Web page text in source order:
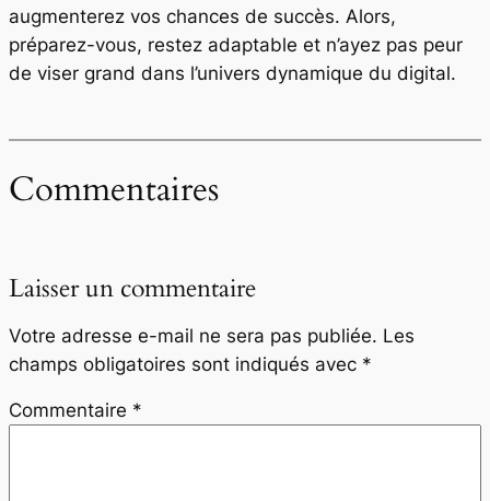
augmenterez vos chances de succès. Alors,
préparez-vous, restez adaptable et n’ayez pas peur
de viser grand dans l’univers dynamique du digital.
Commentaires
Laisser un commentaire
Votre adresse e-mail ne sera pas publiée. Les
champs obligatoires sont indiqués avec *
Commentaire *